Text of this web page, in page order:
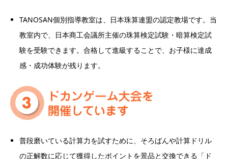
TANOSAN個別指導教室は、日本珠算連盟の認定教場です。当
教室内で、日本商工会議所主催の珠算検定試験・暗算検定試
験を受験できます。合格して進級することで、お子様に達成
感・成功体験が残ります。
普段磨いている計算力を試すために、そろばんや計算ドリル
の正解数に応じて獲得したポイントを景品と交換できる「ド